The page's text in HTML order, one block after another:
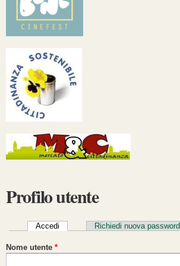
Profilo utente
Schede primarie
Accedi (scheda attiva)Richiedi nuova password
Nome utente *